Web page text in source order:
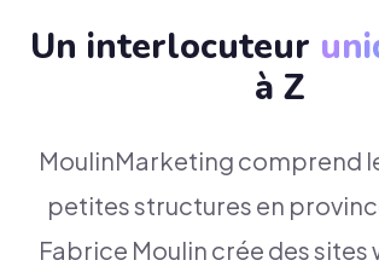
Un interlocuteur
à Z
MoulinMarketing comprend
petites structures en
Fabrice Moulin crée des sites